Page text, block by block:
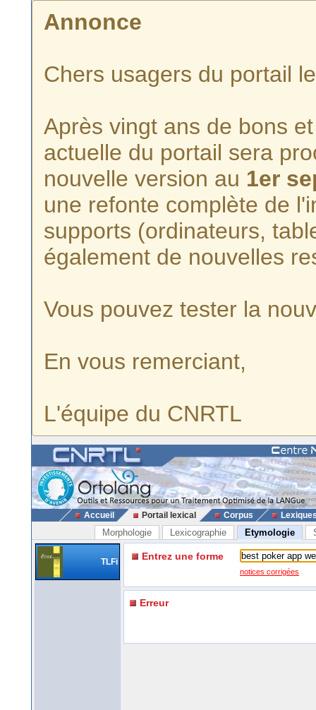
Annonce
Chers usagers du portail
Après vingt ans de bons
actuelle du portail sera
nouvelle version au 1er
une refonte complète de
supports (ordinateurs,
également de nouvelles
Vous pouvez tester la
En vous remerciant,
L'équipe du CNRTL
Accueil Portail lexical Corpus
Morphologie Lexicographie Etymologie
TLFi Entrez une forme
notices corrigées
Erreur